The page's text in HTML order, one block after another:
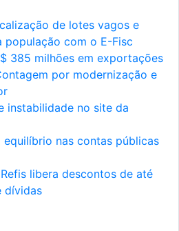
de lotes vagos e
com o E-Fisc
385 milhões em exportações
por modernização e
instabilidade no site da
equilíbrio nas contas públicas
libera descontos de até
dívidas